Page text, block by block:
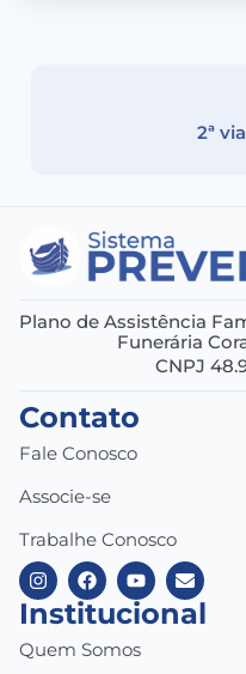
2ª
Plano de Assistência
Funerária
CNPJ
Contato
Fale Conosco
Associe-se
Trabalhe Conosco
Institucional
Quem Somos